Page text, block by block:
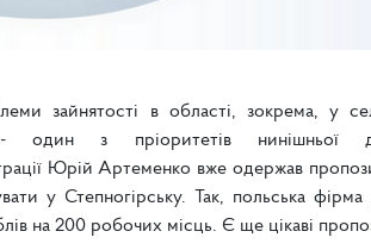
зайнятості в області, зокрема, у
один з пріоритетів нинішньої
Юрій Артеменко вже одержав
у Степногірську. Так, польська
на 200 робочих місць. Є ще цікаві